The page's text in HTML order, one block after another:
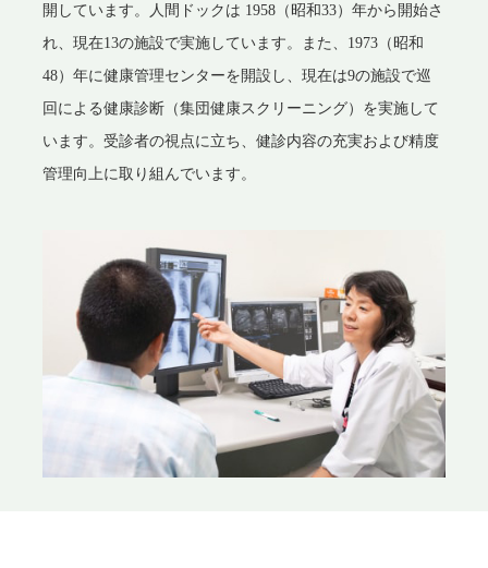
開しています。人間ドックは 1958（昭和33）年から開始さ
れ、現在13の施設で実施しています。また、1973（昭和
48）年に健康管理センターを開設し、現在は9の施設で巡
回による健康診断（集団健康スクリーニング）を実施して
います。受診者の視点に立ち、健診内容の充実および精度
管理向上に取り組んでいます。